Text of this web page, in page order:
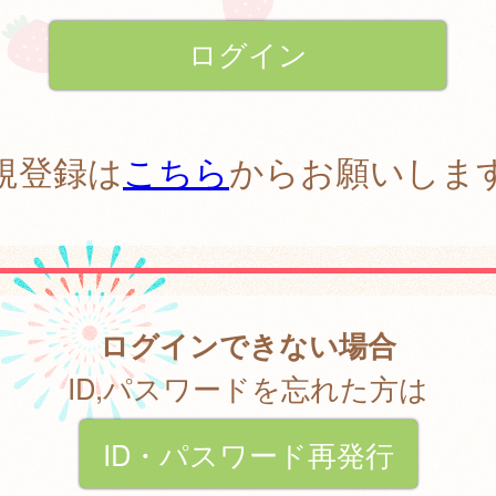
登録はこちらからお願いしま
ログインできない場合
ID,パスワードを忘れた方は
ID・パスワード再発行